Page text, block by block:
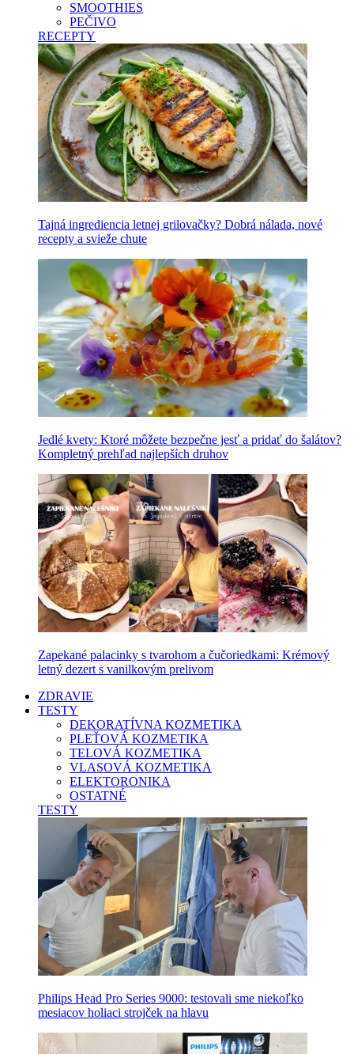
SMOOTHIES
PEČIVO
RECEPTY
Tajná ingrediencia letnej grilovačky? Dobrá nálada, nové
recepty a svieže chute
Jedlé kvety: Ktoré môžete bezpečne jesť a pridať do šalátov?
Kompletný prehľad najlepších druhov
Zapekané palacinky s tvarohom a čučoriedkami: Krémový
letný dezert s vanilkovým prelivom
ZDRAVIE
TESTY
DEKORATÍVNA KOZMETIKA
PLEŤOVÁ KOZMETIKA
TELOVÁ KOZMETIKA
VLASOVÁ KOZMETIKA
ELEKTORONIKA
OSTATNÉ
TESTY
Philips Head Pro Series 9000: testovali sme niekoľko
mesiacov holiaci strojček na hlavu